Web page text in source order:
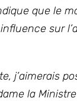
que le
sur
j’aimerais
la